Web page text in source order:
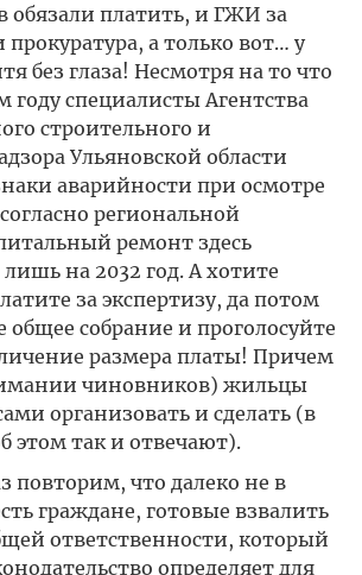
обязали платить, и ГЖИ за
а только вот… у
без глаза! Несмотря на то что
специалисты Агентства
строительного и
Ульяновской области
аварийности при осмотре
региональной
ремонт здесь
на 2032 год. А хотите
за экспертизу, да потом
общее собрание и проголосуйте
размера платы! Причем
чиновников) жильцы
организовать и сделать (в
этом так и отвечают).
повторим, что далеко не в
граждане, готовые взвалить
ответственности, который
определяет для